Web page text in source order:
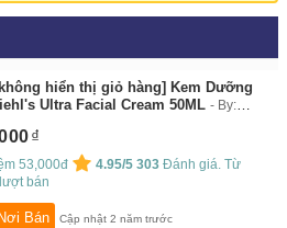
hiển thị giỏ hàng] Kem Dưỡng
Ultra Facial Cream 50ML
By:
53,000đ 4.95/5 303 Đánh giá. Từ
lượt bán
Bán Cập nhật 2 năm trước